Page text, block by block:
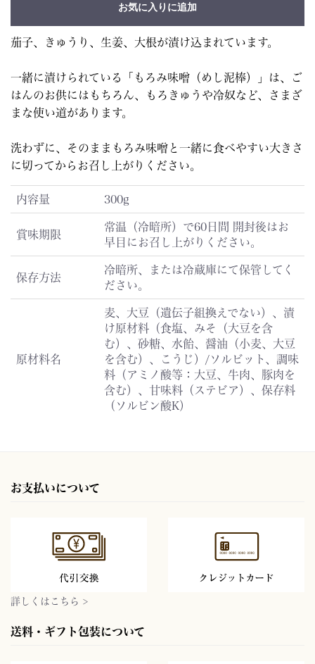
お気に入りに追加
茄子、きゅうり、生姜、大根が漬け込まれています。
一緒に漬けられている「もろみ味噌（めし泥棒）」は、ご
はんのお供にはもちろん、もろきゅうや冷奴など、さまざ
まな使い道があります。
洗わずに、そのままもろみ味噌と一緒に食べやすい大きさ
に切ってからお召し上がりください。
内容量 300g
賞味期限
常温（冷暗所）で60日間 開封後はお
早目にお召し上がりください。
保存方法
冷暗所、または冷蔵庫にて保管してく
ださい。
原材料名
麦、大豆（遺伝子組換えでない）、漬
け原材料（食塩、みそ（大豆を含
む）、砂糖、水飴、醤油（小麦、大豆
を含む）、こうじ）/ソルビット、調味
料（アミノ酸等：大豆、牛肉、豚肉を
含む）、甘味料（ステビア）、保存料
（ソルビン酸K）
お支払いについて
詳しくはこちら >
送料・ギフト包装について